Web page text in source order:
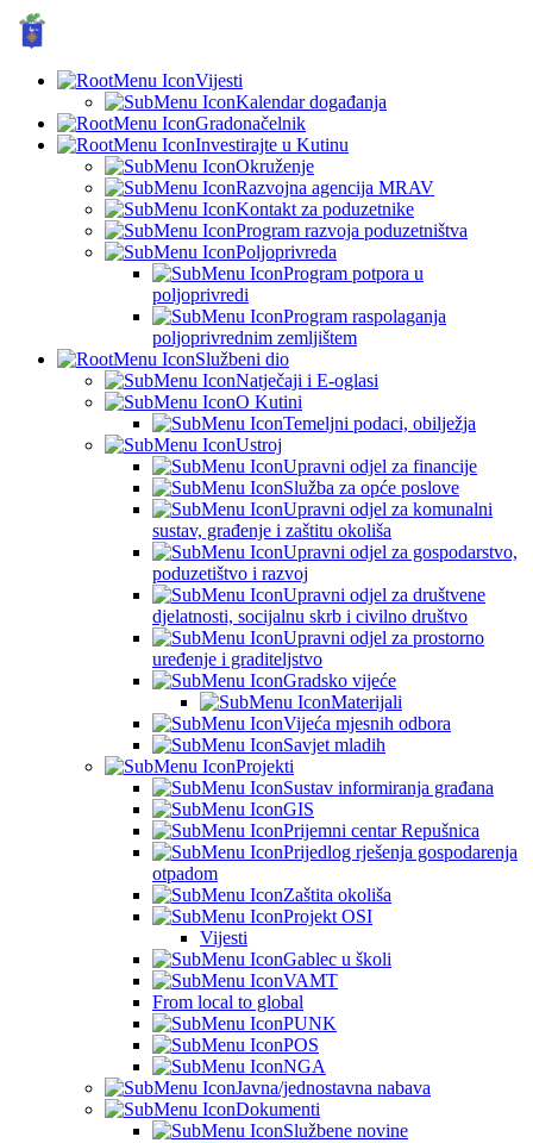
Vijesti
Kalendar događanja
Gradonačelnik
Investirajte u Kutinu
Okruženje
Razvojna agencija MRAV
Kontakt za poduzetnike
Program razvoja poduzetništva
Poljoprivreda
Program potpora u
poljoprivredi
Program raspolaganja
poljoprivrednim zemljištem
Službeni dio
Natječaji i E-oglasi
O Kutini
Temeljni podaci, obilježja
Ustroj
Upravni odjel za financije
Služba za opće poslove
Upravni odjel za komunalni
sustav, građenje i zaštitu okoliša
Upravni odjel za gospodarstvo,
poduzetištvo i razvoj
Upravni odjel za društvene
djelatnosti, socijalnu skrb i civilno društvo
Upravni odjel za prostorno
uređenje i graditeljstvo
Gradsko vijeće
Materijali
Vijeća mjesnih odbora
Savjet mladih
Projekti
Sustav informiranja građana
GIS
Prijemni centar Repušnica
Prijedlog rješenja gospodarenja
otpadom
Zaštita okoliša
Projekt OSI
Vijesti
Gablec u školi
VAMT
From local to global
PUNK
POS
NGA
Javna/jednostavna nabava
Dokumenti
Službene novine